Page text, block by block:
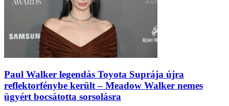
Paul Walker legendás Toyota Suprája újra
reflektorfénybe került – Meadow Walker nemes
ügyért bocsátotta sorsolásra